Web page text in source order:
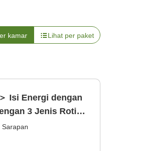
kamar Lihat per paket
Isi Energi dengan
3 Jenis Roti
Sarapan